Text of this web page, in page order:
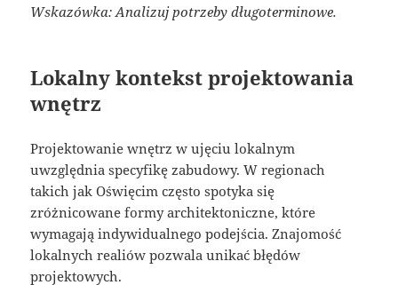
Wskazówka: Analizuj potrzeby długoterminowe.
Lokalny kontekst projektowania
wnętrz
Projektowanie wnętrz w ujęciu lokalnym
uwzględnia specyfikę zabudowy. W regionach
takich jak Oświęcim często spotyka się
zróżnicowane formy architektoniczne, które
wymagają indywidualnego podejścia. Znajomość
lokalnych realiów pozwala unikać błędów
projektowych.